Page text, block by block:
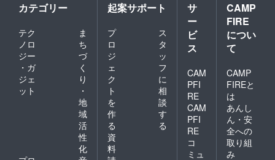
カテゴリー
テク
ノロ
ジー
・ガ
ジェ
ット
ま
ち
づ
く
り
・
地
域
活
性
化
起案サポート
プ
ロ
ジ
ェ
ク
ト
を
作
る
ス
タ
ッ
フ
に
相
談
す
る
資
料
サ
ー
ビ
ス
CAM
PFI
RE
CAM
PFI
RE
コ
ミュ
CAMP
FIRE
につい
て
CAMP
FIREと
は
あんし
ん・安
全への
取り組
み